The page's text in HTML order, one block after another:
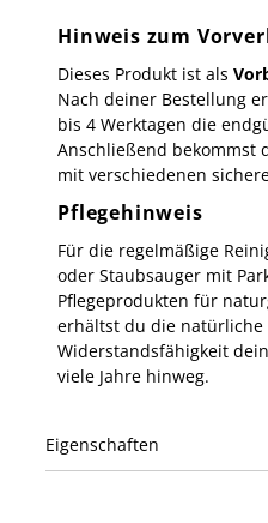
Hinweis zum
Dieses Produkt ist als
Nach deiner Bestellung
bis 4 Werktagen die
Anschließend bekommst
mit verschiedenen
Pflegehinweis
Für die regelmäßige
oder Staubsauger mit
Pflegeprodukten für
erhältst du die natürliche
Widerstandsfähigkeit
viele Jahre hinweg.
Eigenschaften